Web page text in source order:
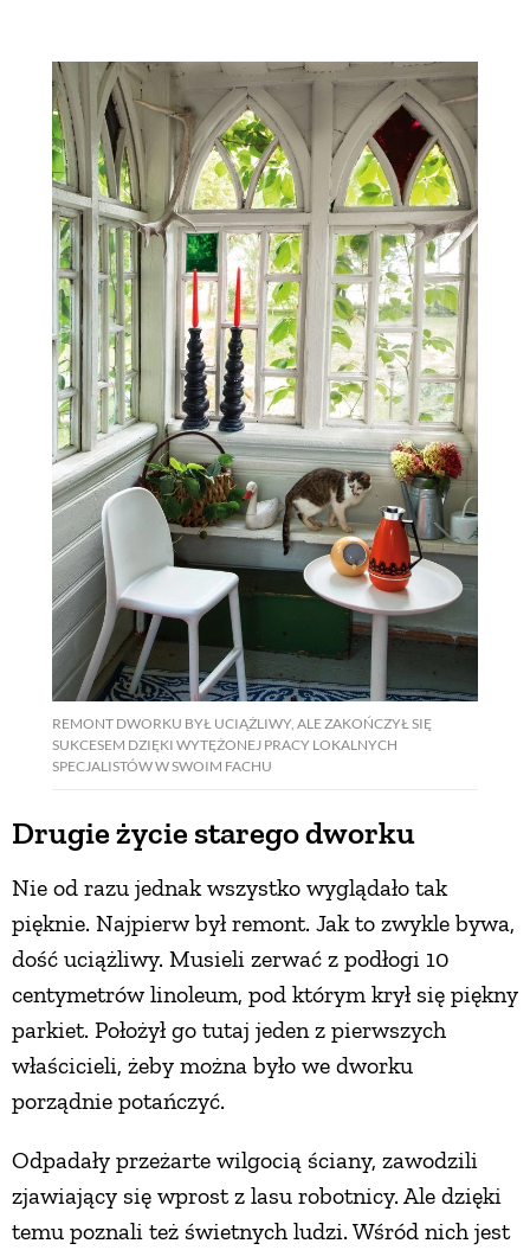
REMONT DWORKU BYŁ UCIĄŻLIWY, ALE ZAKOŃCZYŁ SIĘ
SUKCESEM DZIĘKI WYTĘŻONEJ PRACY LOKALNYCH
SPECJALISTÓW W SWOIM FACHU
Drugie życie starego dworku
Nie od razu jednak wszystko wyglądało tak
pięknie. Najpierw był remont. Jak to zwykle bywa,
dość uciążliwy. Musieli zerwać z podłogi 10
centymetrów linoleum, pod którym krył się piękny
parkiet. Położył go tutaj jeden z pierwszych
właścicieli, żeby można było we dworku
porządnie potańczyć.
Odpadały przeżarte wilgocią ściany, zawodzili
zjawiający się wprost z lasu robotnicy. Ale dzięki
temu poznali też świetnych ludzi. Wśród nich jest